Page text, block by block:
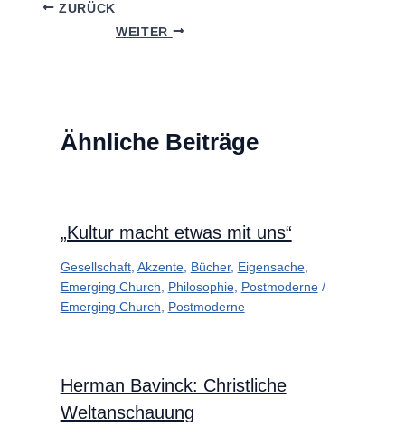
ZURÜCK
WEITER
Ähnliche Beiträge
„Kultur macht etwas mit uns“
Gesellschaft, Akzente, Bücher, Eigensache,
Emerging Church
Philosophie, Postmoderne/
Emerging Church
Postmoderne
Herman Bavinck: Christliche
Weltanschauung